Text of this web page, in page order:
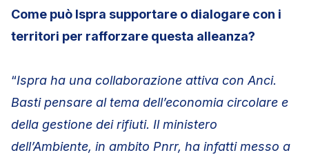
Come può Ispra supportare o dialogare con i
territori per rafforzare questa alleanza?
“Ispra ha una collaborazione attiva con Anci.
Basti pensare al tema dell’economia circolare e
della gestione dei rifiuti. Il ministero
dell’Ambiente, in ambito Pnrr, ha infatti messo a